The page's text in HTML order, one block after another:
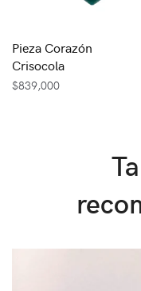
Pieza Corazón
Crisocola
$839,000